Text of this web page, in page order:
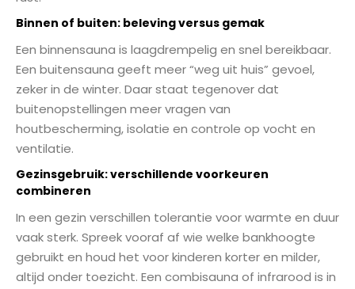
Binnen of buiten: beleving versus gemak
Een binnensauna is laagdrempelig en snel bereikbaar.
Een buitensauna geeft meer “weg uit huis” gevoel,
zeker in de winter. Daar staat tegenover dat
buitenopstellingen meer vragen van
houtbescherming, isolatie en controle op vocht en
ventilatie.
Gezinsgebruik: verschillende voorkeuren
combineren
In een gezin verschillen tolerantie voor warmte en duur
vaak sterk. Spreek vooraf af wie welke bankhoogte
gebruikt en houd het voor kinderen korter en milder,
altijd onder toezicht. Een combisauna of infrarood is in